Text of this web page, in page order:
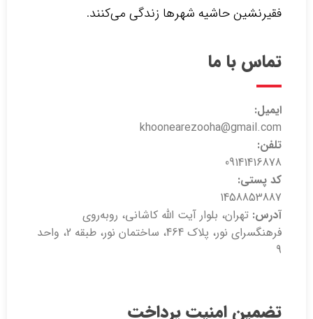
فقیرنشین حاشیه شهرها زندگی می‌کنند.‌
تماس با ما
ایمیل:
khoonearezooha@gmail.com
تلفن:
09141416878
کد پستی:
1458853887
آدرس: تهران، بلوار آیت الله کاشانی، روبه‌روی
فرهنگسرای نور، پلاک 464، ساختمان نور، طبقه 2، واحد
9
تضمین امنیت پرداخت